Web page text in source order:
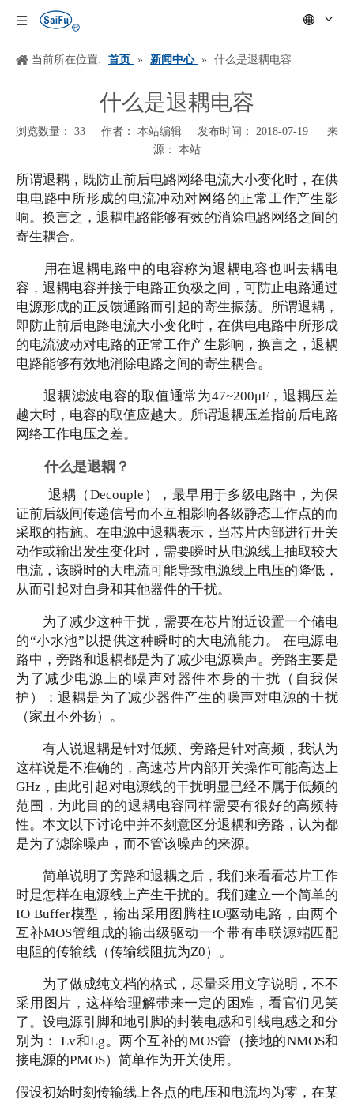
当前所在位置: 首页 » 新闻中心 » 什么是退耦电容
什么是退耦电容
浏览数量： 33 作者： 本站编辑 发布时间： 2018-07-19 来
源： 本站
["wechat","weibo","qzone","douban","email"]
所谓退耦，既防止前后电路网络电流大小变化时，在供
电电路中所形成的电流冲动对网络的正常工作产生影
响。换言之，退耦电路能够有效的消除电路网络之间的
寄生耦合。
用在退耦电路中的电容称为退耦电容也叫去耦电
容，退耦电容并接于电路正负极之间，可防止电路通过
电源形成的正反馈通路而引起的寄生振荡。所谓退耦，
即防止前后电路电流大小变化时，在供电电路中所形成
的电流波动对电路的正常工作产生影响，换言之，退耦
电路能够有效地消除电路之间的寄生耦合。
退耦滤波电容的取值通常为47~200μF，退耦压差
越大时，电容的取值应越大。所谓退耦压差指前后电路
网络工作电压之差。
什么是退耦？
退耦（Decouple），最早用于多级电路中，为保
证前后级间传递信号而不互相影响各级静态工作点的而
采取的措施。在电源中退耦表示，当芯片内部进行开关
动作或输出发生变化时，需要瞬时从电源线上抽取较大
电流，该瞬时的大电流可能导致电源线上电压的降低，
从而引起对自身和其他器件的干扰。
为了减少这种干扰，需要在芯片附近设置一个储电
的“小水池”以提供这种瞬时的大电流能力。 在电源电
路中，旁路和退耦都是为了减少电源噪声。旁路主要是
为了减少电源上的噪声对器件本身的干扰（自我保
护）；退耦是为了减少器件产生的噪声对电源的干扰
（家丑不外扬）。
有人说退耦是针对低频、旁路是针对高频，我认为
这样说是不准确的，高速芯片内部开关操作可能高达上
GHz，由此引起对电源线的干扰明显已经不属于低频的
范围，为此目的的退耦电容同样需要有很好的高频特
性。本文以下讨论中并不刻意区分退耦和旁路，认为都
是为了滤除噪声，而不管该噪声的来源。
简单说明了旁路和退耦之后，我们来看看芯片工作
时是怎样在电源线上产生干扰的。我们建立一个简单的
IO Buffer模型，输出采用图腾柱IO驱动电路，由两个
互补MOS管组成的输出级驱动一个带有串联源端匹配
电阻的传输线（传输线阻抗为Z0）。
为了做成纯文档的格式，尽量采用文字说明，不不
采用图片，这样给理解带来一定的困难，看官们见笑
了。设电源引脚和地引脚的封装电感和引线电感之和分
别为：
Lv和Lg。两个互补的MOS管（接地的NMOS和
接电源的PMOS）简单作为开关使用。
假设初始时刻传输线上各点的电压和电流均为零，在某